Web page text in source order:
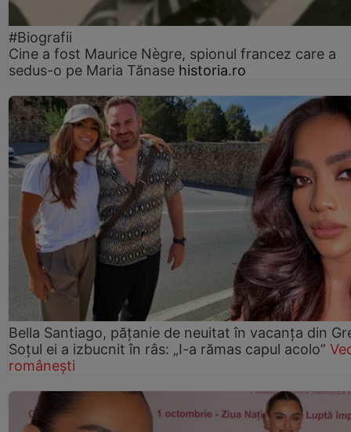
#Biografii
Cine a fost Maurice Nègre, spionul francez care a
sedus-o pe Maria Tănase historia.ro
Bella Santiago, pățanie de neuitat în vacanța din
Soțul ei a izbucnit în râs: „I-a rămas capul acolo”
românești